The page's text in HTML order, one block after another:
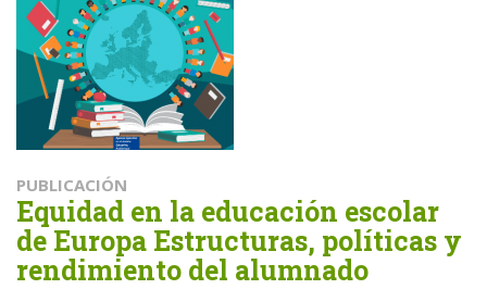
PUBLICACIÓN
Equidad en la educación escolar
de Europa Estructuras, políticas y
rendimiento del alumnado